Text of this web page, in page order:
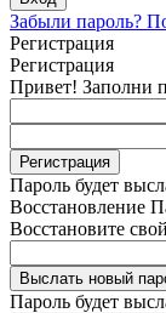
Забыли пароль?
Регистрация
Регистрация
Привет! Заполни
Пароль будет
Восстановление
Восстановите
Пароль будет